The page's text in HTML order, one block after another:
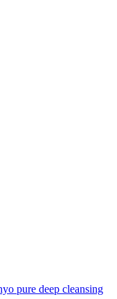
pure deep cleansing